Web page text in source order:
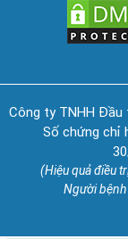
Công ty TNHH Đầu
Số chứng chỉ
(Hiệu quả điều
Người